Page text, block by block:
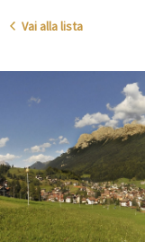
Vai alla lista